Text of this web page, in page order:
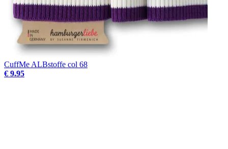
CuffMe ALBstoffe col 68
€ 9.95